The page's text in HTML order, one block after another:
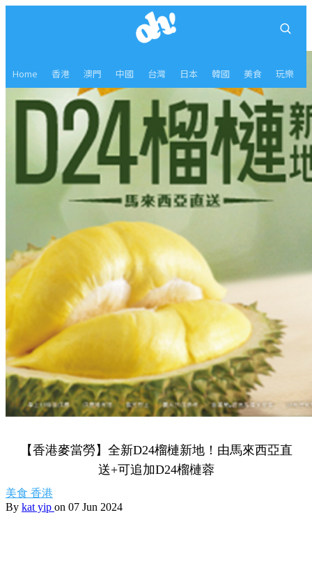
Home 香港 澳門 中國 台灣 日本 韓國 美食 玩樂
【香港麥當勞】全新D24榴槤新地！由馬來西亞直
送+可追加D24榴槤蓉
美食 香港
By kat yip on 07 Jun 2024